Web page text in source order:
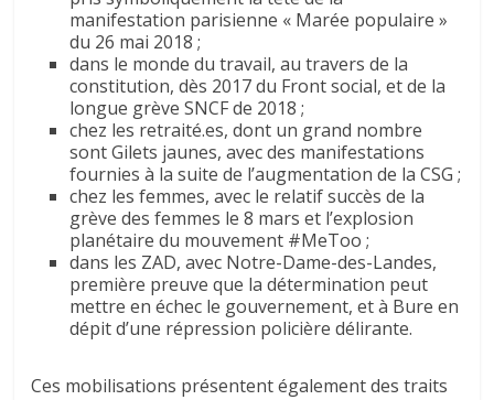
manifestation parisienne « Marée populaire »
du 26 mai 2018 ;
dans le monde du travail, au travers de la
constitution, dès 2017 du Front social, et de la
longue grève SNCF de 2018 ;
chez les retraité.es, dont un grand nombre
sont Gilets jaunes, avec des manifestations
fournies à la suite de l’augmentation de la CSG ;
chez les femmes, avec le relatif succès de la
grève des femmes le 8 mars et l’explosion
planétaire du mouvement #MeToo ;
dans les ZAD, avec Notre-Dame-des-Landes,
première preuve que la détermination peut
mettre en échec le gouvernement, et à Bure en
dépit d’une répression policière délirante.
Ces mobilisations présentent également des traits